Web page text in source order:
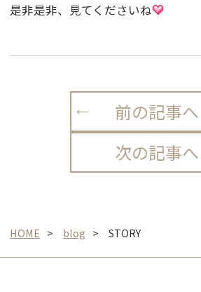
是非是非、見てくださいね
前の記事へ
次の記事へ
HOME blog STORY